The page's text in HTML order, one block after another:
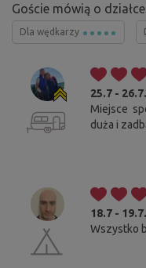
Goście mówią o
Dla wędkarzy
25.7 -
Miejsce
duża i
18.7 -
Wszystko